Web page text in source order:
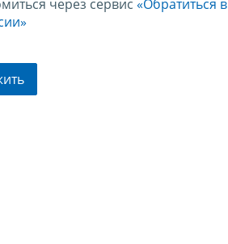
через сервис «Обратиться в